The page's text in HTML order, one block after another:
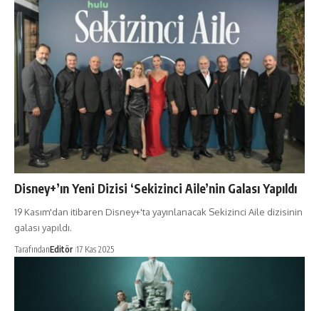
Disney+’ın Yeni Dizisi ‘Sekizinci Aile’nin Galası Yapıldı
19 Kasım'dan itibaren Disney+'ta yayınlanacak Sekizinci Aile dizisinin
galası yapıldı.
TarafındanEditör 17 Kas 2025